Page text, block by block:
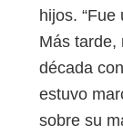
hijos.
Más tarde,
década con
estuvo
sobre su